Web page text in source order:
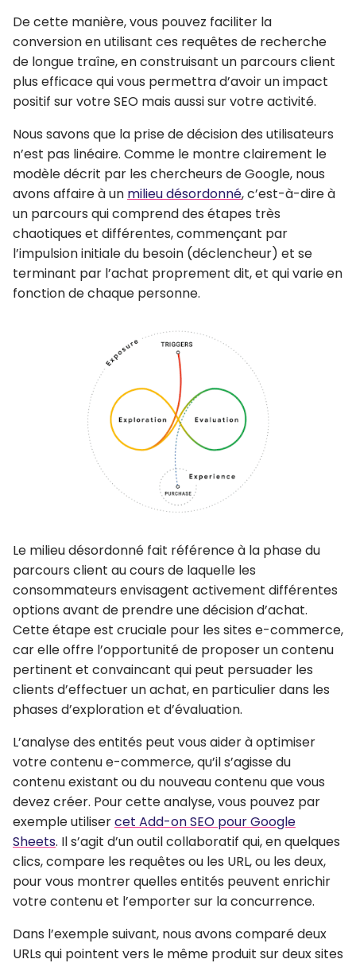
De cette manière, vous pouvez faciliter la
conversion en utilisant ces requêtes de recherche
de longue traîne, en construisant un parcours client
plus efficace qui vous permettra d’avoirun impact
positif sur votre SEO mais aussi sur votre activité.
Nous savons que la prise de décision des utilisateurs
n’est pas linéaire. Comme le montre clairement le
modèle décrit par les chercheurs de Google, nous
avons affaire à un milieu désordonné, c’est-à-dire à
un parcours qui comprenddes étapes très
chaotiques et différentes, commençant par
l’impulsion initiale du besoin (déclencheur) et se
terminant par l’achat proprement dit, et qui varie en
fonction de chaque personne.
Le milieu désordonné fait référence à la phase du
parcours client au cours de laquelle les
consommateurs envisagent activement différentes
options avant de prendre une décision d’achat.
Cette étape est cruciale pour les sites e-commerce,
car elle offre l’opportunité de proposer uncontenu
pertinent et convaincant qui peut persuader les
clients d’effectuer un achat, en particulier dans les
phases d’exploration et d’évaluation.
L’analyse des entités peut vous aider à optimiser
votre contenu e-commerce, qu’il s’agisse du
contenu existant ou du nouveau contenu que vous
devez créer. Pour cette analyse, vous pouvez par
exemple utilisercet Add-on SEO pour Google
Sheets. Il s’agit d’un outil collaboratif qui, en quelques
clics,compare les requêtes ou les URL,ou les deux,
pour vous montrerquelles entités peuvent enrichir
votre contenu et l’emporter sur la concurrence.
Dans l’exemple suivant, nous avons comparé deux
URLs qui pointent vers le même produit sur deux sites